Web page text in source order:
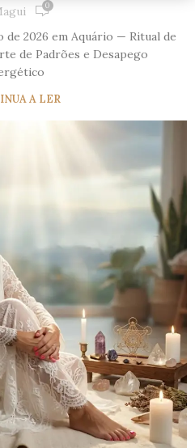
0
de 2026 em Aquário — Ritual de
de Padrões e Desapego
A LER